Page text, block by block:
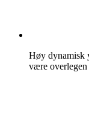
Høy dynamisk
være overlegen